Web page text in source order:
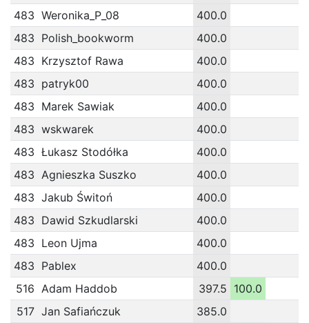
483 Weronika_P_08
400.0
483 Polish_bookworm
400.0
483 Krzysztof Rawa
400.0
483 patryk00
400.0
483 Marek Sawiak
400.0
483 wskwarek
400.0
483 Łukasz Stodółka
400.0
483 Agnieszka Suszko
400.0
483 Jakub Świtoń
400.0
483 Dawid Szkudlarski
400.0
483 Leon Ujma
400.0
483 Pablex
400.0
516 Adam Haddob 397.5 100.0
517 Jan Safiańczuk
385.0